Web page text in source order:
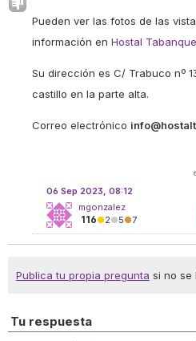
Pueden ver las fotos de las
información en Hostal
Su dirección es C/ Trabuco nº
castillo en la parte alta.
Correo electrónico
06 Sep 2023, 08:12
mgonzalez
116●2●5●7
Publica tu propia pregunta si no se
Tu respuesta